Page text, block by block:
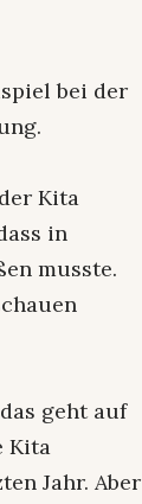
bei der
Kita
in
musste.
geht auf
Kita
Jahr. Aber